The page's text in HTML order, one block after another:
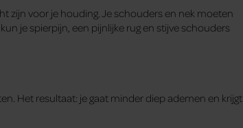
zijn voor je houding. Je schouders en nek moeten
je spierpijn, een pijnlijke rug en stijve schouders
Het resultaat: je gaat minder diep ademen en krijgt